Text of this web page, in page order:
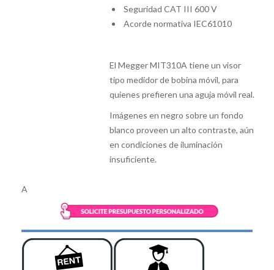
Seguridad CAT III 600 V
Acorde normativa IEC61010
El Megger MIT310A tiene un visor
tipo medidor de bobina móvil, para
quienes prefieren una aguja móvil real.
Imágenes en negro sobre un fondo
blanco proveen un alto contraste, aún
en condiciones de iluminación
insuficiente.
A